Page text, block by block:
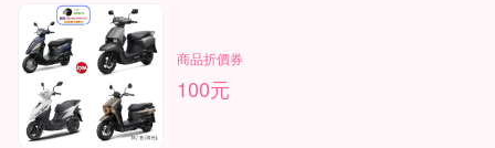
商品折價券
100元